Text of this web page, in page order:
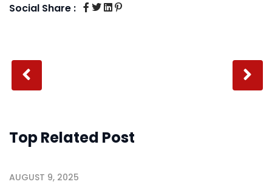
Social Share :
Top Related Post
AUGUST 9, 2025